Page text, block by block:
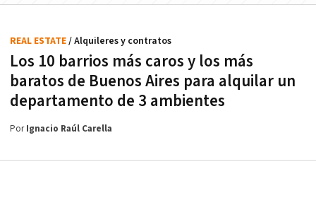
Los 10 barrios más caros y los más
baratos de Buenos Aires para alquilar un
departamento de 3 ambientes
REAL ESTATE/ Alquileres y contratos
PorIgnacio Raúl Carella